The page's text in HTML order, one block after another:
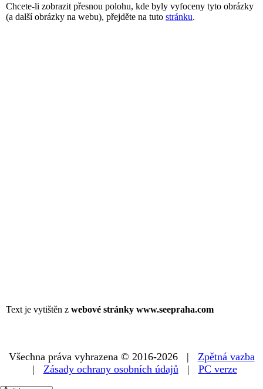
Chcete-li zobrazit přesnou polohu, kde byly vyfoceny tyto obrázky
(a další obrázky na webu), přejděte na tuto stránku.
Text je vytištěn z webové stránky www.seepraha.com
Všechna práva vyhrazena © 2016-2026 | Zpětná vazba
| Zásady ochrany osobních údajů| PC verze